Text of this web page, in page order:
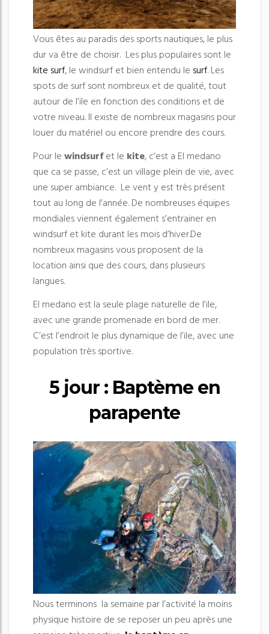
Vous êtes au paradis des sports nautiques, le plus
dur va être de choisir. Les plus populaires sont le
kite surf, le windsurf et bien entendu le surf. Les
spots de surf sont nombreux et de qualité, tout
autour de l’ile en fonction des conditions et de
votre niveau. Il existe de nombreux magasins pour
louer du matériel ou encore prendre des cours.
Pour lewindsurfet le kite, c’est a El medano
que ca se passe, c’est un village plein de vie, avec
une super ambiance. Le vent y est très présent
tout au long de l’année. De nombreuses équipes
mondiales viennent également s’entrainer en
windsurf et kite durant les mois d’hiver.De
nombreux magasins vous proposent de la
location ainsi que des cours, dans plusieurs
langues.
El medano est la seule plage naturelle de l’ile,
avec une grande promenade en bord de mer.
C’est l’endroit le plus dynamique de l’ile, avec une
population très sportive.
5 jour : Baptème en
parapente
Nous terminons la semaine par l’activité la moins
physique histoire de se reposer un peu après une